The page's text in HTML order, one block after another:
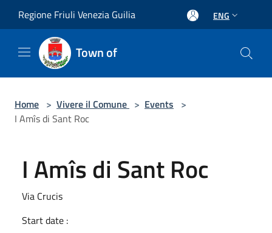
Regione Friuli Venezia Guilia ENG
Town of
Home > Vivere il Comune > Events >
I Amîs di Sant Roc
I Amîs di Sant Roc
Via Crucis
Start date :